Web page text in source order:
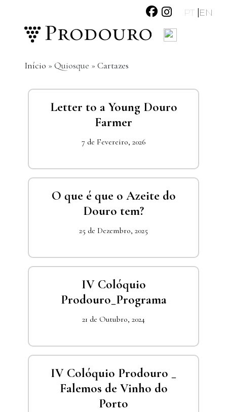
PT EN
Início » Quiosque » Cartazes
Letter to a Young Douro
Farmer
7 de Fevereiro, 2026
O que é que o Azeite do
Douro tem?
25 de Dezembro, 2025
IV Colóquio
Prodouro_Programa
21 de Outubro, 2024
IV Colóquio Prodouro _
Falemos de Vinho do
Porto